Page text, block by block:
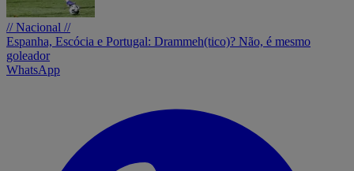
// Nacional //
Espanha, Escócia e Portugal: Drammeh(tico)? Não, é mesmo
goleador
WhatsApp